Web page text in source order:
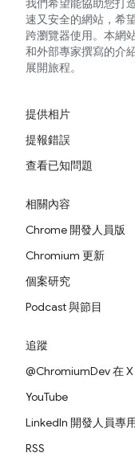
我們希望能協助您打
速又安全的網站，希
跨瀏覽器使用。本網
和外部專家撰寫的介
展開旅程。
提供相片
提報錯誤
查看已知問題
相關內容
Chrome 開發人員版
Chromium 更新
個案研究
Podcast 與節目
追蹤
@ChromiumDev 在
YouTube
LinkedIn 開發人員專
RSS